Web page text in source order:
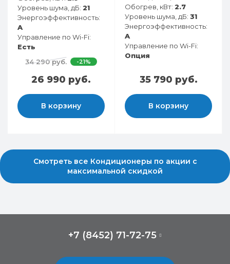
Уровень шума, дБ: 21
Энергоэффективность:
A
Управление по Wi-Fi:
Есть
34 290 руб.
-21%
26 990 руб.
В корзину
Обогрев, кВт: 2.7
Уровень шума, дБ: 31
Энергоэффективность:
A
Управление по Wi-Fi:
Опция
35 790 руб.
В корзину
Смотреть все Кондиционеры по акции с
максимальной скидкой
+7 (8452) 71-72-75